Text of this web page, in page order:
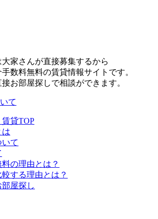
家さんが直接募集するから
数料無料の賃貸情報サイトです。
お部屋探しで相談ができます。
て
貸TOP
は
て
の理由とは？
する理由とは？
屋探し